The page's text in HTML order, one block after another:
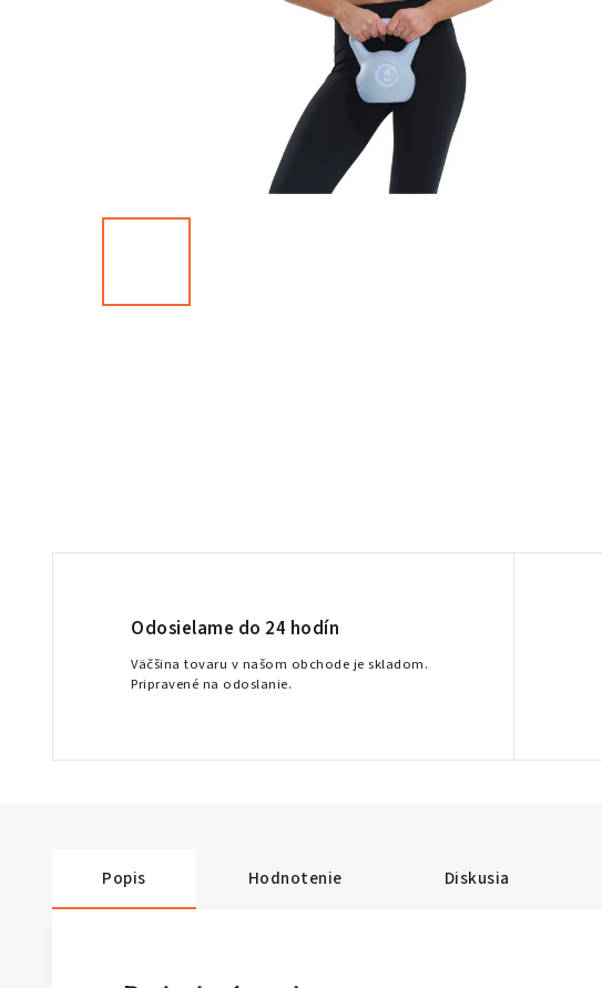
Odosielame do 24 hodín
Väčšina tovaru v našom obchode je skladom.
Pripravené na odoslanie.
Popis Hodnotenie Diskusia